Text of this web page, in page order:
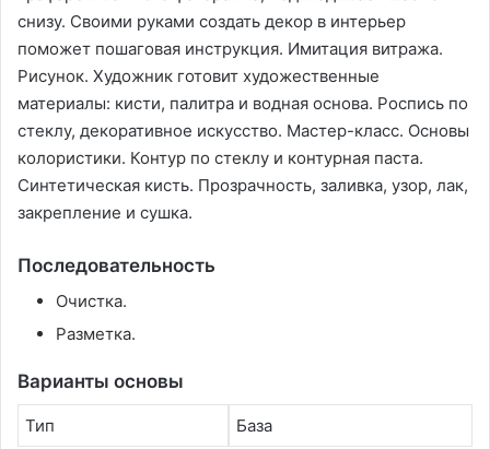
снизу. Своими руками создать декор в интерьер
поможет пошаговая инструкция. Имитация витража.
Рисунок. Художник готовит художественные
материалы: кисти, палитра и водная основа. Роспись по
стеклу, декоративное искусство. Мастер-класс. Основы
колористики. Контур по стеклу и контурная паста.
Синтетическая кисть. Прозрачность, заливка, узор, лак,
закрепление и сушка.
Последовательность
Очистка.
Разметка.
Варианты основы
Тип База